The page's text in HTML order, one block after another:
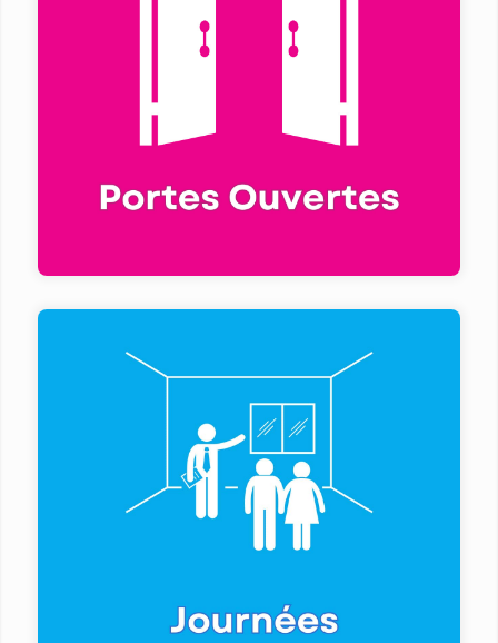
formations lors de nos prochaines portes
ouvertes les mercredis de 14h à 17h : 17
samedis de 9h à 13h : 15 novembre 2025 - 7
mars 2026 - 13 juin 2026
Venez découvrir notre établissement
autrement, c'est possible grâce à nos
Journées Découvertes les mercredis de
8h30 à 16h ou sur demande